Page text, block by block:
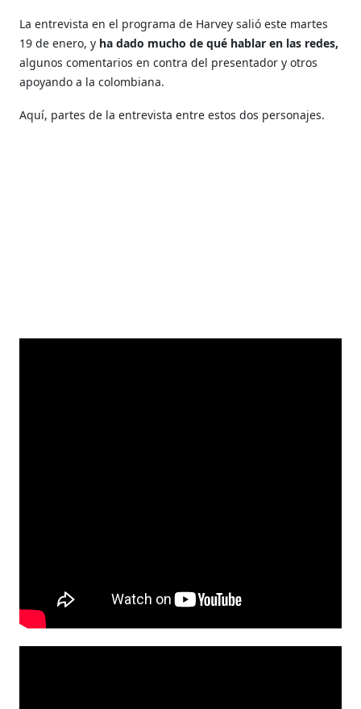
La entrevista en el programa de Harvey salió este martes
19 de enero, y ha dado mucho de qué hablar en las redes,
algunos comentarios en contra del presentador y otros
apoyando a la colombiana.
Aquí, partes de la entrevista entre estos dos personajes.